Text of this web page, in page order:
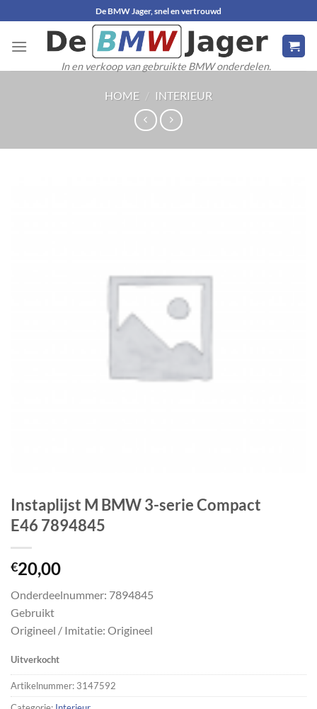
naar
inhoud
De BMW Jager, snel en vertrouwd
In en verkoop van gebruikte BMW onderdelen.
HOME / INTERIEUR
Instaplijst M BMW 3-serie Compact
E46 7894845
€20,00
Onderdeelnummer: 7894845
Gebruikt
Origineel / Imitatie: Origineel
Uitverkocht
Artikelnummer: 3147592